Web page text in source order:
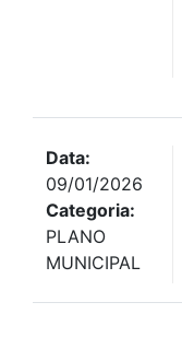
Data:
09/01/2026
Categoria:
PLANO
MUNICIPAL